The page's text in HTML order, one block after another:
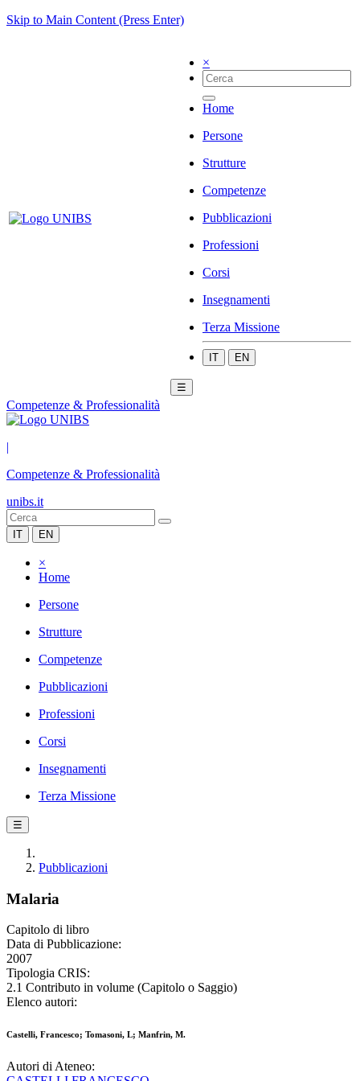
Skip to Main Content (Press Enter)
×
Home
Persone
Strutture
Competenze
Pubblicazioni
Professioni
Corsi
Insegnamenti
Terza Missione
IT EN
☰
Competenze & Professionalità
|
Competenze & Professionalità
unibs.it
IT EN
×
Home
Persone
Strutture
Competenze
Pubblicazioni
Professioni
Corsi
Insegnamenti
Terza Missione
☰
Pubblicazioni
Malaria
Capitolo di libro
Data di Pubblicazione:
2007
Tipologia CRIS:
2.1 Contributo in volume (Capitolo o Saggio)
Elenco autori:
Castelli, Francesco; Tomasoni, L; Manfrin, M.
Autori di Ateneo: